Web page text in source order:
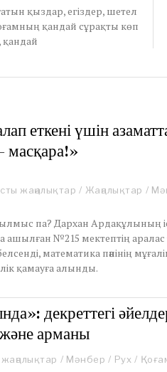
қыздар, егіздер, шетел
қандай сұрақты көп
қандай
еткені үшін
масқара!»
жаңалықтар / Жаңалықтар /
па? Дархан Ардақұлының
ашылған №215 мектептің аралас
математика пәнінің
қамауға алынды.
декреттегі
және арманы
/ Мәнбер / Рух /